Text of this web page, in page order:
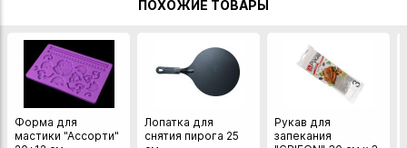
ПОХОЖИЕ ТОВАРЫ
Форма для
мастики "Ассорти"
Лопатка для
снятия пирога 25
Рукав для
запекания